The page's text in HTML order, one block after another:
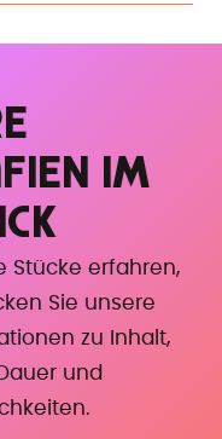
IM
Stücke erfahren,
Sie unsere
zu Inhalt,
und